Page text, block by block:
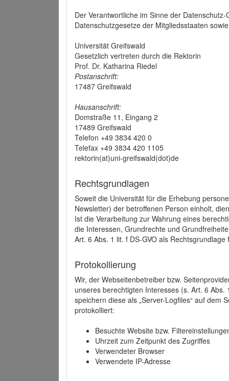
Der Verantwortliche im Sinne der
Datenschutzgesetze der Mitgliedsstaaten
Universität Greifswald
Gesetzlich vertreten durch die Rektorin
Prof. Dr. Katharina Riedel
Postanschrift:
17487 Greifswald
Hausanschrift:
Domstraße 11, Eingang 2
17489 Greifswald
Telefon +49 3834 420 0
Telefax +49 3834 420 1105
rektorin(at)uni-greifswald(dot)de
Rechtsgrundlagen
Soweit die Universität für die Erhebung
Newsletter) der betroffenen Person einholt,
Ist die Verarbeitung zur Wahrung eines
die Interessen, Grundrechte und
Art. 6 Abs. 1 lit. f DS-GVO als
Protokollierung
Wir, der Webseitenbetreiber bzw.
unseres berechtigten Interesses (s. Art. 6
speichern diese als „Server-Logfiles“ auf dem
protokolliert:
Besuchte Website bzw.
Uhrzeit zum Zeitpunkt des Zugriffes
Verwendeter Browser
Verwendete IP-Adresse